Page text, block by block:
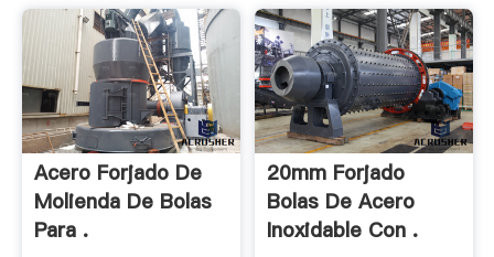
Acero Forjado De
Molienda De Bolas
Para .
20mm Forjado
Bolas De Acero
Inoxidable Con .